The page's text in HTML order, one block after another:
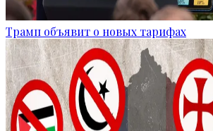
Трамп объявит о новых тарифах